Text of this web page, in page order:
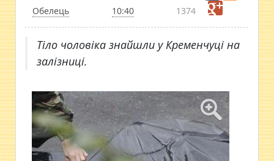
Обелець
10:40
1374
Тіло чоловіка знайшли у Кременчуці на
залізниці.